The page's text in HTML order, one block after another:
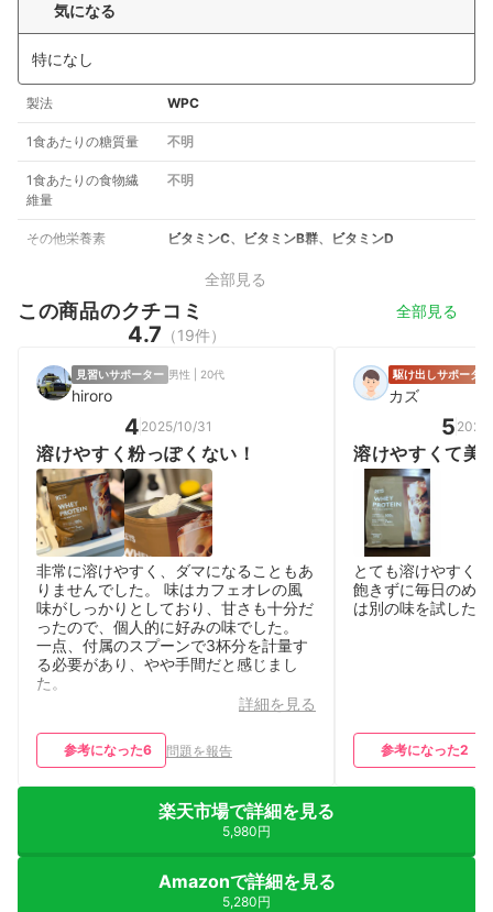
気になる
特になし
製法 WPC
1食あたりの糖質量 不明
1食あたりの食物繊
維量
不明
その他栄養素 ビタミンC、ビタミンB群、ビタミンD
全部見る
この商品のクチコミ 全部見る
4.7 （19件）
見習いサポーター 男性 | 20代
hiroro
4 2025/10/31
溶けやすく粉っぽくない！
非常に溶けやすく、ダマになることもあ
りませんでした。 味はカフェオレの風
味がしっかりとしており、甘さも十分だ
ったので、個人的に好みの味でした。
一点、付属のスプーンで3杯分を計量す
る必要があり、やや手間だと感じまし
た。
詳細を見る
参考になった6 問題を報告
駆け出しサポーター
カズ
5
溶けやすくて美
とても溶けやすく
飽きずに毎日のめ
は別の味を試した
参考になった2
楽天市場で詳細を見る
5,980円
Amazonで詳細を見る
5,280円